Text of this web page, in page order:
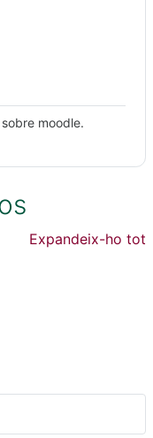
moodle.
Expandeix-ho tot